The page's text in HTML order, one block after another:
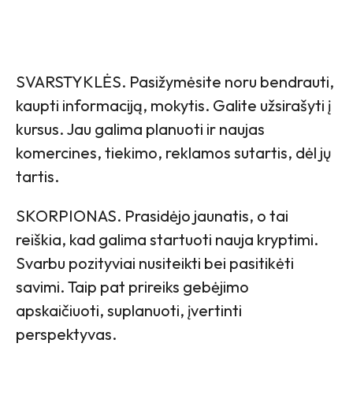
SVARSTYKLĖS. Pasižymėsite noru bendrauti,
kaupti informaciją, mokytis. Galite užsirašyti į
kursus. Jau galima planuoti ir naujas
komercines, tiekimo, reklamos sutartis, dėl jų
tartis.
SKORPIONAS. Prasidėjo jaunatis, o tai
reiškia, kad galima startuoti nauja kryptimi.
Svarbu pozityviai nusiteikti bei pasitikėti
savimi. Taip pat prireiks gebėjimo
apskaičiuoti, suplanuoti, įvertinti
perspektyvas.